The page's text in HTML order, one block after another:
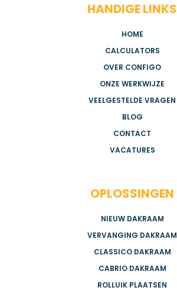
HANDIGE LINKS
HOME
CALCULATORS
OVER CONFIGO
ONZE WERKWIJZE
VEELGESTELDE VRAGEN
BLOG
CONTACT
VACATURES
OPLOSSINGEN
NIEUW DAKRAAM
VERVANGING DAKRAAM
CLASSICO DAKRAAM
CABRIO DAKRAAM
ROLLUIK PLAATSEN